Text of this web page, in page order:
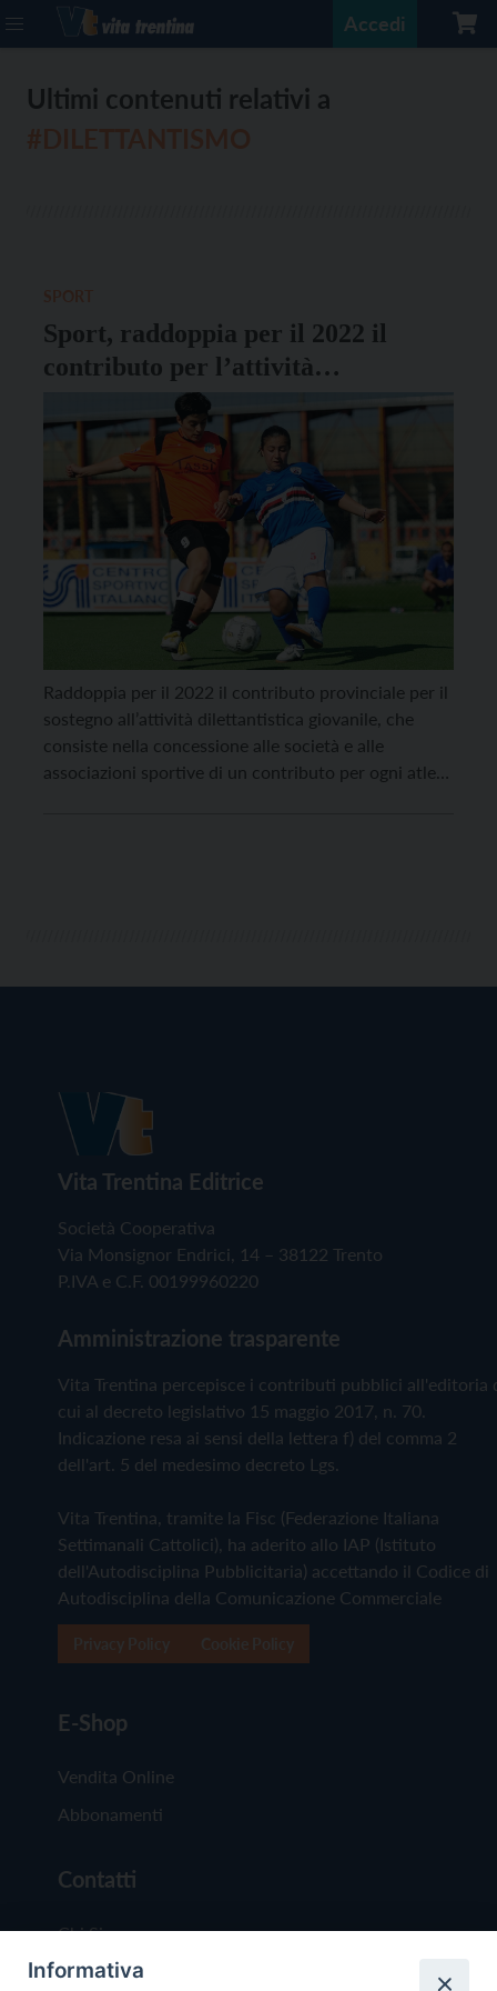
Accedi
Ultimi contenuti relativi a
Sport, raddoppia per il 2022 il
contributo per l’attività
dilettantistica giovanile
Raddoppia per il 2022 il contributo provinciale per il
sostegno all’attività dilettantistica giovanile, che
consiste nella concessione alle società e alle
associazioni sportive di un contributo per ogni atleta
Vita Trentina Editrice
Società Cooperativa
Via Monsignor Endrici, 14 – 38122 Trento
P.IVA e C.F. 00199960220
Amministrazione trasparente
Vita Trentina percepisce i contributi pubblici all'editoria
cui al decreto legislativo 15 maggio 2017, n. 70.
Indicazione resa ai sensi della lettera f) del comma 2
dell'art. 5 del medesimo decreto Lgs.
Vita Trentina, tramite la Fisc (Federazione Italiana
Settimanali Cattolici), ha aderito allo IAP (Istituto
dell'Autodisciplina Pubblicitaria) accettando il Codice di
Autodisciplina della Comunicazione Commerciale
E-Shop
Vendita Online
Abbonamenti
Contatti
Chi Siamo
Redazione
Informativa